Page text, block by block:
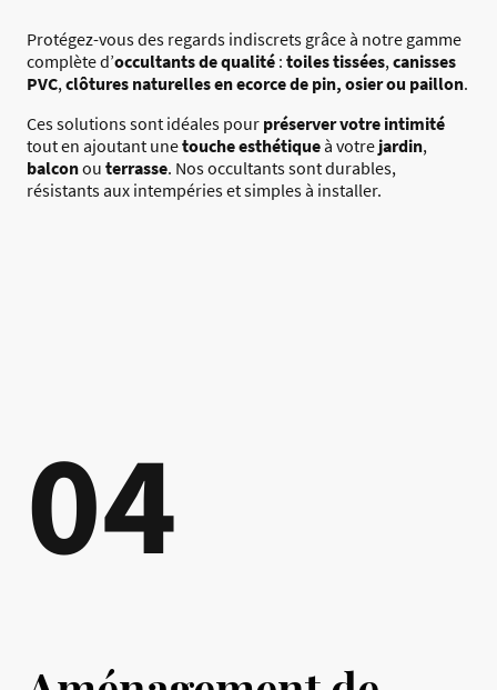
Protégez-vous des regards indiscrets grâce à notre gamme
complète d’occultants de qualité : toiles tissées,canisses
PVC,clôtures naturelles en ecorce de pin, osier ou paillon.
Ces solutions sont idéales pour préserver votre intimité
tout en ajoutant unetouche esthétiqueà votre jardin,
balconou terrasse. Nos occultants sont durables,
résistants aux intempéries et simples à installer.
04